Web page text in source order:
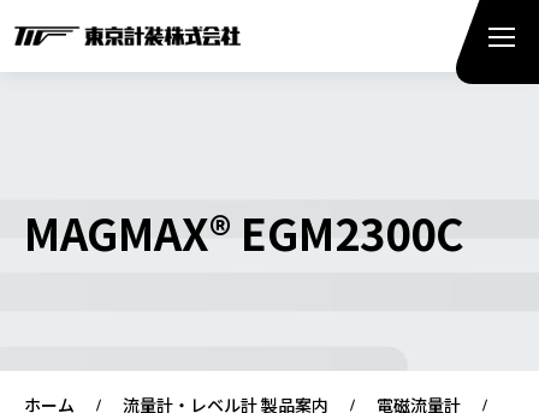
MAGMAX® EGM2300C
ホーム 流量計・レベル計 製品案内
電磁流量計